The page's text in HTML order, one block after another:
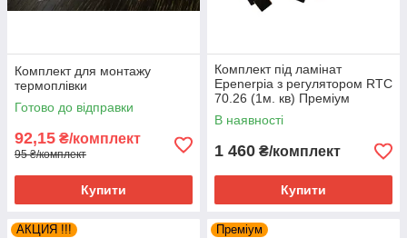
Комплект для монтажу
термоплівки
Готово до відправки
92,15 ₴/комплект
95 ₴/комплект
Купити
Комплект під ламінат
Epenerpia з регулятором RTC
70.26 (1м. кв) Преміум
В наявності
1 460 ₴/комплект
Купити
АКЦИЯ !!! Преміум